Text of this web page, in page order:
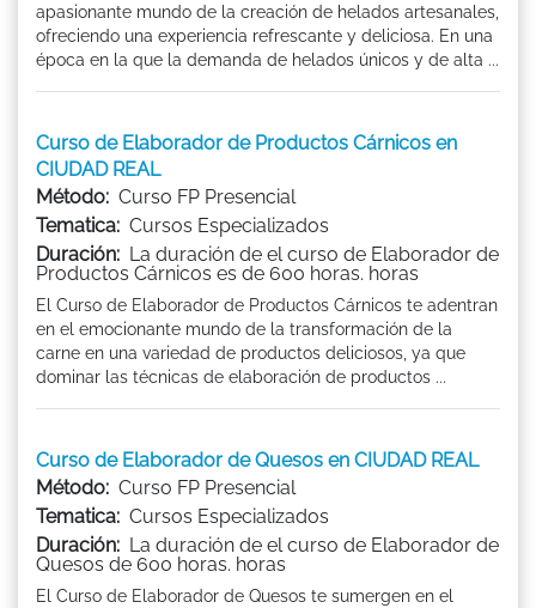
apasionante mundo de la creación de helados artesanales,
ofreciendo una experiencia refrescante y deliciosa. En una
época en la que la demanda de helados únicos y de alta ...
Curso de Elaborador de Productos Cárnicos en
CIUDAD REAL
Método: Curso FP Presencial
Tematica: Cursos Especializados
Duración: La duración de el curso de Elaborador de
Productos Cárnicos es de 600 horas. horas
El Curso de Elaborador de Productos Cárnicos te adentran
en el emocionante mundo de la transformación de la
carne en una variedad de productos deliciosos, ya que
dominar las técnicas de elaboración de productos ...
Curso de Elaborador de Quesos en CIUDAD REAL
Método: Curso FP Presencial
Tematica: Cursos Especializados
Duración: La duración de el curso de Elaborador de
Quesos de 600 horas. horas
El Curso de Elaborador de Quesos te sumergen en el